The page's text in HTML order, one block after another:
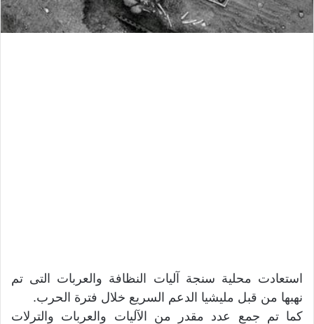
استعادت محلية سنجة آليات النظافة والعربات التى تم
نهبها من قبل مليشيا الدعم السريع خلال فترة الحرب.
كما تم جمع عدد مقدر من الآليات والعربات والترلات